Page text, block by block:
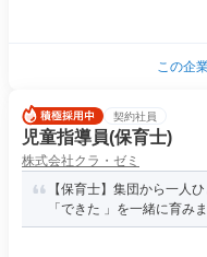
この企
契約社員
児童指導員(保育士)
株式会社クラ・ゼミ
【保育士】集団から一人
「できた 」を一緒に育み